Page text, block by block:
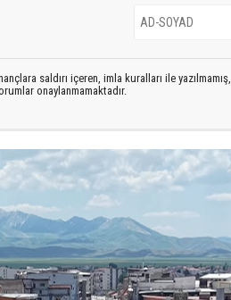
saldırı içeren, imla kuralları ile yazılmamış,
onaylanmamaktadır.